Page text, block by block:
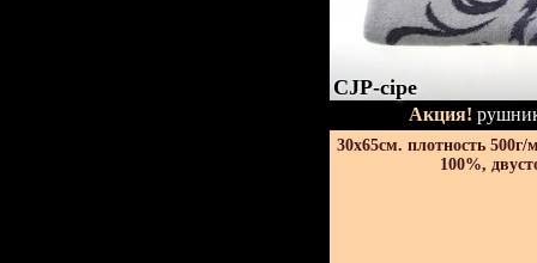
CJP-сіре
Акция!
30х65см. плотность 500г/
100%,